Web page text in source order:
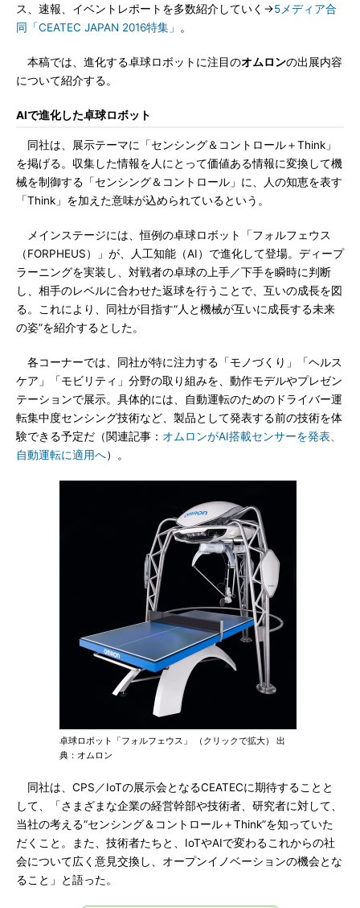
ス、速報、イベントレポートを多数紹介していく→5メディア合
同「CEATEC JAPAN 2016特集」
。
本稿では、進化する卓球ロボットに注目のオムロンの出展内容
について紹介する。
AIで進化した卓球ロボット
同社は、展示テーマに「センシング＆コントロール＋Think」
を掲げる。収集した情報を人にとって価値ある情報に変換して機
械を制御する「センシング＆コントロール」に、人の知恵を表す
「Think」を加えた意味が込められているという。
メインステージには、恒例の卓球ロボット「フォルフェウス
（FORPHEUS）」が、人工知能（AI）で進化して登場。ディープ
ラーニングを実装し、対戦者の卓球の上手／下手を瞬時に判断
し、相手のレベルに合わせた返球を行うことで、互いの成長を図
る。これにより、同社が目指す“人と機械が互いに成長する未来
の姿”を紹介するとした。
各コーナーでは、同社が特に注力する「モノづくり」「ヘルス
ケア」「モビリティ」分野の取り組みを、動作モデルやプレゼン
テーションで展示。具体的には、自動運転のためのドライバー運
転集中度センシング技術など、製品として発表する前の技術を体
験できる予定だ（関連記事： オムロンがAI搭載センサーを発表、
自動運転に適用へ）。
卓球ロボット「フォルフェウス」 （クリックで拡大） 出
典：オムロン
同社は、CPS／IoTの展示会となるCEATECに期待することと
して、「さまざまな企業の経営幹部や技術者、研究者に対して、
当社の考える“センシング＆コントロール＋Think”を知っていた
だくこと。また、技術者たちと、IoTやAIで変わるこれからの社
会について広く意見交換し、オープンイノベーションの機会とな
ること」と語った。